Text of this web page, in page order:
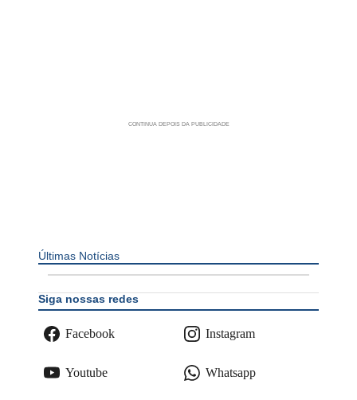
Últimas Notícias
Siga nossas redes
Facebook Instagram
Youtube Whatsapp